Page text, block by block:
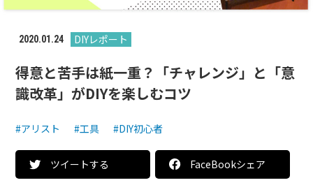
2020.01.24 DIYレポート
得意と苦手は紙一重？「チャレンジ」と「意
識改革」がDIYを楽しむコツ
#アリスト #工具 #DIY初心者
ツイートする FaceBookシェア